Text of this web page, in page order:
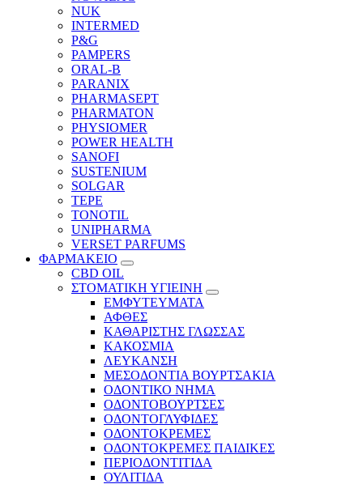
NUK
INTERMED
P&G
PAMPERS
ORAL-B
PARANIX
PHARMASEPT
PHARMATON
PHYSIOMER
POWER HEALTH
SANOFI
SUSTENIUM
SOLGAR
TEPE
TONOTIL
UNIPHARMA
VERSET PARFUMS
ΦΑΡΜΑΚΕΙΟ
CBD OIL
ΣΤΟΜΑΤΙΚΗ ΥΓΙΕΙΝΗ
ΕΜΦΥΤΕΥΜΑΤΑ
ΑΦΘΕΣ
ΚΑΘΑΡΙΣΤΗΣ ΓΛΩΣΣΑΣ
ΚΑΚΟΣΜΙΑ
ΛΕΥΚΑΝΣΗ
ΜΕΣΟΔΟΝΤΙΑ ΒΟΥΡΤΣΑΚΙΑ
ΟΔΟΝΤΙΚΟ ΝΗΜΑ
ΟΔΟΝΤΟΒΟΥΡΤΣΕΣ
ΟΔΟΝΤΟΓΛΥΦΙΔΕΣ
ΟΔΟΝΤΟΚΡΕΜΕΣ
ΟΔΟΝΤΟΚΡΕΜΕΣ ΠΑΙΔΙΚΕΣ
ΠΕΡΙΟΔΟΝΤΙΤΙΔΑ
ΟΥΛΙΤΙΔΑ